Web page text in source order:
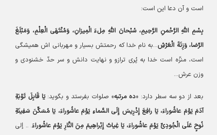
است و آن دعا این است:
بِسْمِ اللّهِ الرَّحْمنِ الرَّحِیمِ، سُبْحانَ اللّهِ مِلءَ الْمِیزانِ، وَمُنْتَهَی الْعِلْمِ، وَمَبْلَغَ
الرِّضا، وَزِنَةَ الْعَرْشِ...به نام خدا که رحمتش بسیار و مهربانی اش همیشگی
است، منزّه است خدا به پُری ترازو و نهایت دانش و سر حدّ خشنودی و
وزن عرش...
بعد از دو سه سطر دارد: « ده مرتبه» صلوات بفرستد و بگوید:یَا قَابِلَ تَوْبَةِ
آدَمَ یَوْمَ عاشُوراءَ، یَا رافِعَ إِدْرِیسَ إِلَی السَّماءِ یَوْمَ عاشُوراءَ، یَا مُسَکِّنَ سَفِینَةِ
نُوحٍ عَلَی الْجُودِیِّ یَوْمَ عاشُوراءَ، یَا غِیاثَ إِبْراهِیمَ مِنَ النَّارِ یَوْمَ عاشُوراءَ. .. إلی